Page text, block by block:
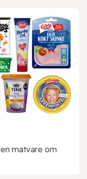
matvare om